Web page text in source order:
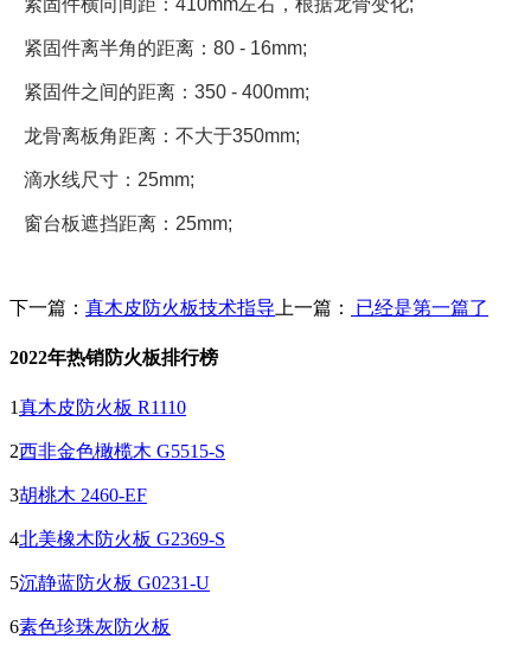
紧固件离半角的距离： 80 - 16mm;
紧固件之间的距离： 350 - 400mm;
龙骨离板角距离：不大于350mm;
滴水线尺寸： 25mm;
窗台板遮挡距离： 25mm;
下一篇： 真木皮防火板技术指导 上一篇： 已经是第一篇了
2022年热销防火板排行榜
1真木皮防火板 R1110
2西非金色橄榄木 G5515-S
3胡桃木 2460-EF
4北美橡木防火板 G2369-S
5沉静蓝防火板 G0231-U
6素色珍珠灰防火板